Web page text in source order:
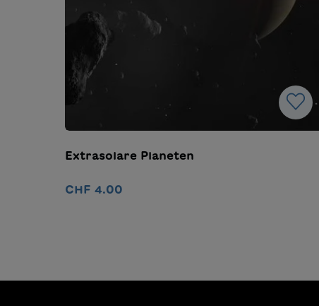
Extrasolare Planeten
CHF 4.00